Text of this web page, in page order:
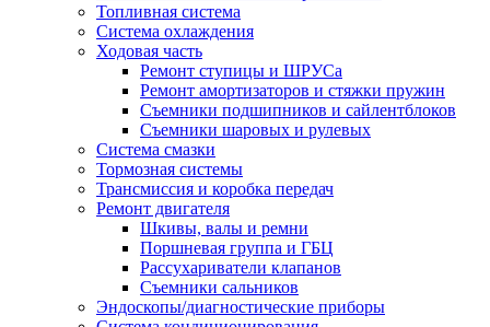
Топливная система
Система охлаждения
Ходовая часть
Ремонт ступицы и ШРУСа
Ремонт амортизаторов и стяжки пружин
Съемники подшипников и сайлентблоков
Съемники шаровых и рулевых
Система смазки
Тормозная системы
Трансмиссия и коробка передач
Ремонт двигателя
Шкивы, валы и ремни
Поршневая группа и ГБЦ
Рассухариватели клапанов
Съемники сальников
Эндоскопы/диагностические приборы